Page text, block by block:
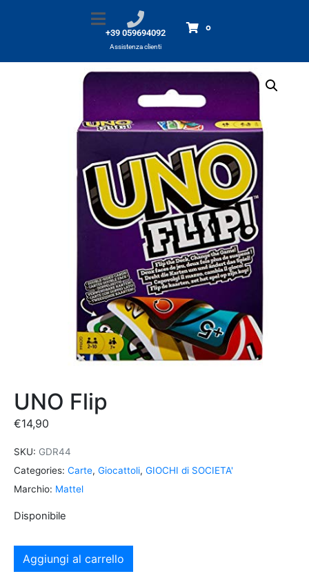
+39 059694092
Assistenza clienti
0
Prodotti UNO Flip
UNO Flip
€14,90
SKU: GDR44
Categories: Carte, Giocattoli, GIOCHI di SOCIETA'
Marchio: Mattel
Disponibile
Aggiungi al carrello